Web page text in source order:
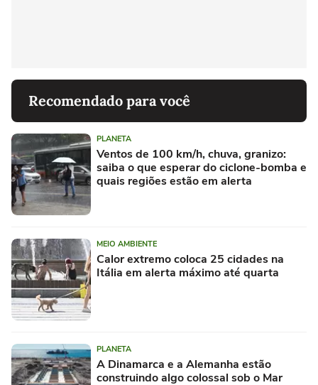
Recomendado para você
PLANETA
Ventos de 100 km/h, chuva, granizo:
saiba o que esperar do ciclone-bomba e
quais regiões estão em alerta
MEIO AMBIENTE
Calor extremo coloca 25 cidades na
Itália em alerta máximo até quarta
PLANETA
A Dinamarca e a Alemanha estão
construindo algo colossal sob o Mar